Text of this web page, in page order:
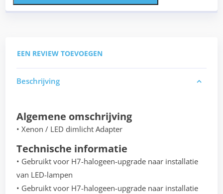
EEN REVIEW TOEVOEGEN
Beschrijving
Algemene omschrijving
• Xenon / LED dimlicht Adapter
Technische informatie
• Gebruikt voor H7-halogeen-upgrade naar installatie
van LED-lampen
• Gebruikt voor H7-halogeen-upgrade naar installatie